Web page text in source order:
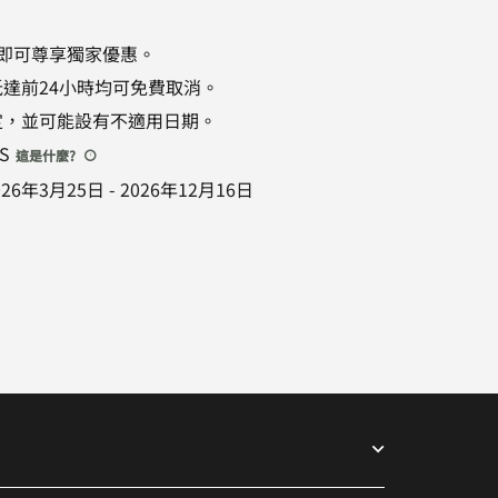
可尊享獨家優惠。
前24小時均可免費取消。
並可能設有不適用日期。
這是什麼?
年3月25日 - 2026年12月16日